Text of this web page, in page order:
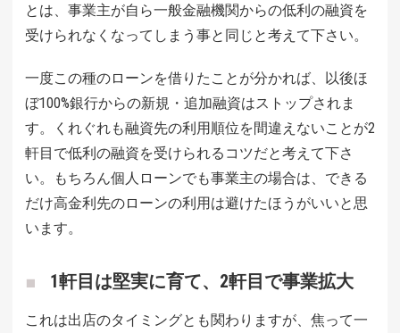
とは、事業主が自ら一般金融機関からの低利の融資を
受けられなくなってしまう事と同じと考えて下さい。
一度この種のローンを借りたことが分かれば、以後ほ
ぼ100%銀行からの新規・追加融資はストップされま
す。くれぐれも融資先の利用順位を間違えないことが2
軒目で低利の融資を受けられるコツだと考えて下さ
い。もちろん個人ローンでも事業主の場合は、できる
だけ高金利先のローンの利用は避けたほうがいいと思
います。
1軒目は堅実に育て、2軒目で事業拡大
これは出店のタイミングとも関わりますが、焦って一